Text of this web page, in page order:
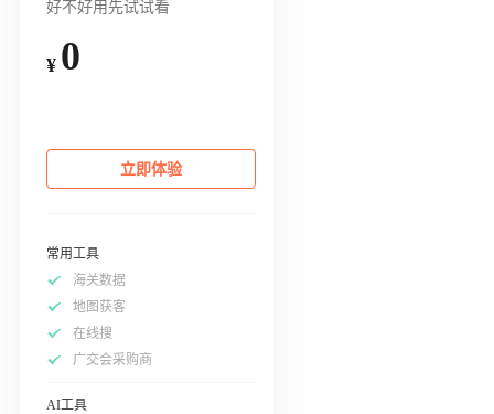
好不好用先试试看
¥ 0
立即体验
常用工具
海关数据
地图获客
在线搜
广交会采购商
AI工具